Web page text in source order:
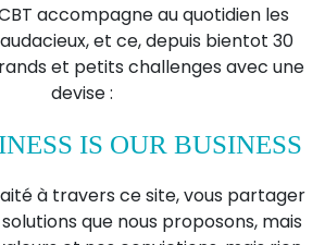
accompagne au quotidien les
et ce, depuis bientot 30
et petits challenges avec une
devise :
IS OUR BUSINESS
à travers ce site, vous partager
que nous proposons, mais